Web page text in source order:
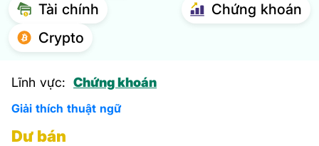
Tài chính
Chứng khoán
Crypto
Lĩnh vực: Chứng khoán
Giải thích thuật ngữ
Dư bán